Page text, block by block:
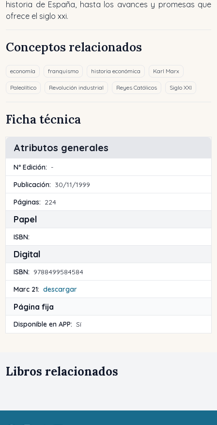
historia de España, hasta los avances y promesas que
ofrece el siglo xxi.
Conceptos relacionados
economía franquismo historia económica Karl Marx
Paleolítico Revolución industrial Reyes Católicos Siglo XXI
Ficha técnica
Atributos generales
Nº Edición: -
Publicación: 30/11/1999
Páginas: 224
Papel
ISBN:
Digital
ISBN: 9788499584584
Marc 21: descargar
Página fija
Disponible en APP: Sí
Libros relacionados